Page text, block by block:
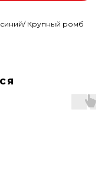
Крупный ромб